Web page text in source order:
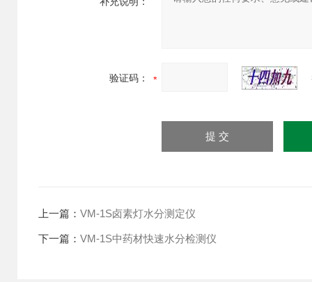
验证码：
上一篇： VM-1S卤素灯水分测定仪
下一篇： VM-1S中药材快速水分检测仪